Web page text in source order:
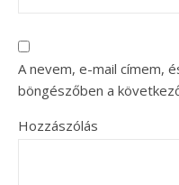
A nevem, e-mail címem,
böngészőben a
Hozzászólás